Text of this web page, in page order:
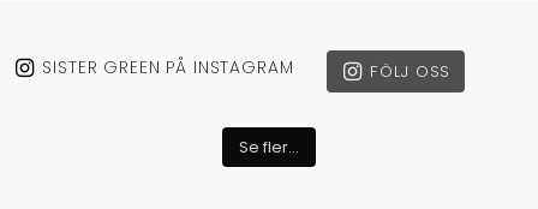
SISTER GREEN PÅ INSTAGRAM FÖLJ OSS
Se fler...